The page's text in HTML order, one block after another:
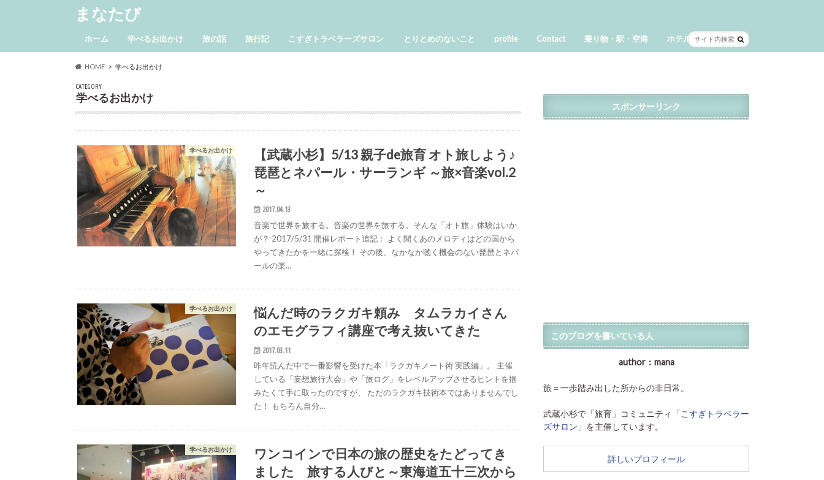
まなたび
ホーム 学べるお出かけ 旅の話 旅行記 こすぎトラベラーズサロン とりとめのないこと profile Contact 乗り物・駅・空港 ホテル
HOME 学べるお出かけ
CATEGORY
学べるお出かけ
学べるお出かけ
【武蔵小杉】5/13 親子de旅育 オト旅しよう♪
琵琶とネパール・サーランギ ～旅×音楽vol.2
～
2017.04.13
音楽で世界を旅する。音楽の世界を旅する。そんな「オト旅」体験はいか
が？ 2017/5/31 開催レポート追記： よく聞くあのメロディはどの国から
やってきたかを一緒に探検！ その後、なかなか聴く機会のない琵琶とネパ
ールの楽…
学べるお出かけ
悩んだ時のラクガキ頼み タムラカイさん
のエモグラフィ講座で考え抜いてきた
2017.03.11
昨年読んだ中で一番影響を受けた本「ラクガキノート術 実践編」。 主催
している「妄想旅行大会」や「旅ログ」をレベルアップさせるヒントを掴
みたくて手に取ったのですが、 ただのラクガキ技術本ではありませんでし
た！ もちろん自分…
学べるお出かけ
ワンコインで日本の旅の歴史をたどってき
ました 旅する人びと～東海道五十三次から
スポンサーリンク
このブログを書いている人
author：mana
旅＝一歩踏み出した所からの非日常。
武蔵小杉で「旅育」コミュニティ
「こすぎトラベラー
ズサロン」 を主催しています。
詳しいプロフィール